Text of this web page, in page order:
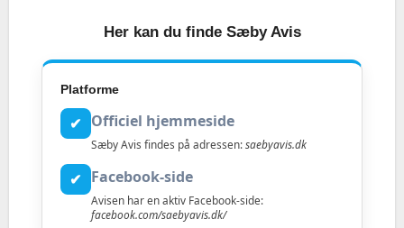
Her kan du finde Sæby Avis
Platforme
✔ Officiel hjemmeside
Sæby Avis findes på adressen:saebyavis.dk
✔ Facebook-side
Avisen har en aktiv Facebook-side:
facebook.com/saebyavis.dk/